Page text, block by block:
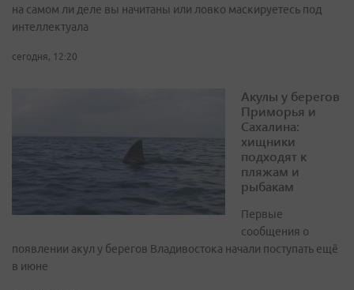
на самом ли деле вы начитаны или ловко маскируетесь под
интеллектуала
сегодня, 12:20
Акулы у берегов
Приморья и
Сахалина:
хищники
подходят к
пляжам и
рыбакам
Первые
сообщения о
появлении акул у берегов Владивостока начали поступать ещё
в июне